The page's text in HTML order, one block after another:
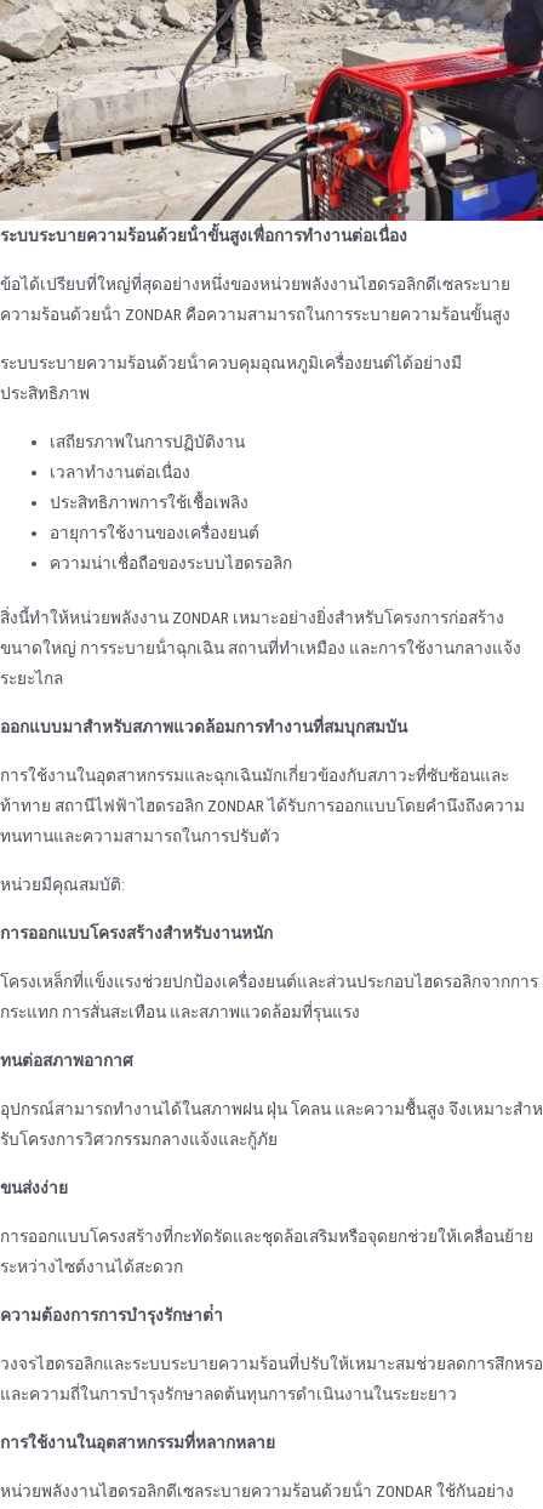
ระบบระบายความร้อนด้วยน้ําขั้นสูงเพื่อการทํางานต่อเนื่อง
ข้อได้เปรียบที่ใหญ่ที่สุดอย่างหนึ่งของหน่วยพลังงานไฮดรอลิกดีเซลระบาย
ความร้อนด้วยน้ํา ZONDAR คือความสามารถในการระบายความร้อนขั้นสูง
ระบบระบายความร้อนด้วยน้ําควบคุมอุณหภูมิเครื่องยนต์ได้อย่างมี
ประสิทธิภาพ
เสถียรภาพในการปฏิบัติงาน
เวลาทํางานต่อเนื่อง
ประสิทธิภาพการใช้เชื้อเพลิง
อายุการใช้งานของเครื่องยนต์
ความน่าเชื่อถือของระบบไฮดรอลิก
สิ่งนี้ทําให้หน่วยพลังงาน ZONDAR เหมาะอย่างยิ่งสําหรับโครงการก่อสร้าง
ขนาดใหญ่ การระบายน้ําฉุกเฉิน สถานที่ทําเหมือง และการใช้งานกลางแจ้ง
ระยะไกล
ออกแบบมาสําหรับสภาพแวดล้อมการทํางานที่สมบุกสมบัน
การใช้งานในอุตสาหกรรมและฉุกเฉินมักเกี่ยวข้องกับสภาวะที่ซับซ้อนและ
ท้าทาย สถานีไฟฟ้าไฮดรอลิก ZONDAR ได้รับการออกแบบโดยคํานึงถึงความ
ทนทานและความสามารถในการปรับตัว
หน่วยมีคุณสมบัติ:
การออกแบบโครงสร้างสําหรับงานหนัก
โครงเหล็กที่แข็งแรงช่วยปกป้องเครื่องยนต์และส่วนประกอบไฮดรอลิกจากการ
กระแทก การสั่นสะเทือน และสภาพแวดล้อมที่รุนแรง
ทนต่อสภาพอากาศ
อุปกรณ์สามารถทํางานได้ในสภาพฝน ฝุ่น โคลน และความชื้นสูง จึงเหมาะสําห
รับโครงการวิศวกรรมกลางแจ้งและกู้ภัย
ขนส่งง่าย
การออกแบบโครงสร้างที่กะทัดรัดและชุดล้อเสริมหรือจุดยกช่วยให้เคลื่อนย้าย
ระหว่างไซต์งานได้สะดวก
ความต้องการการบํารุงรักษาต่ํา
วงจรไฮดรอลิกและระบบระบายความร้อนที่ปรับให้เหมาะสมช่วยลดการสึกหรอ
และความถี่ในการบํารุงรักษาลดต้นทุนการดําเนินงานในระยะยาว
การใช้งานในอุตสาหกรรมที่หลากหลาย
หน่วยพลังงานไฮดรอลิกดีเซลระบายความร้อนด้วยน้ํา ZONDAR ใช้กันอย่าง